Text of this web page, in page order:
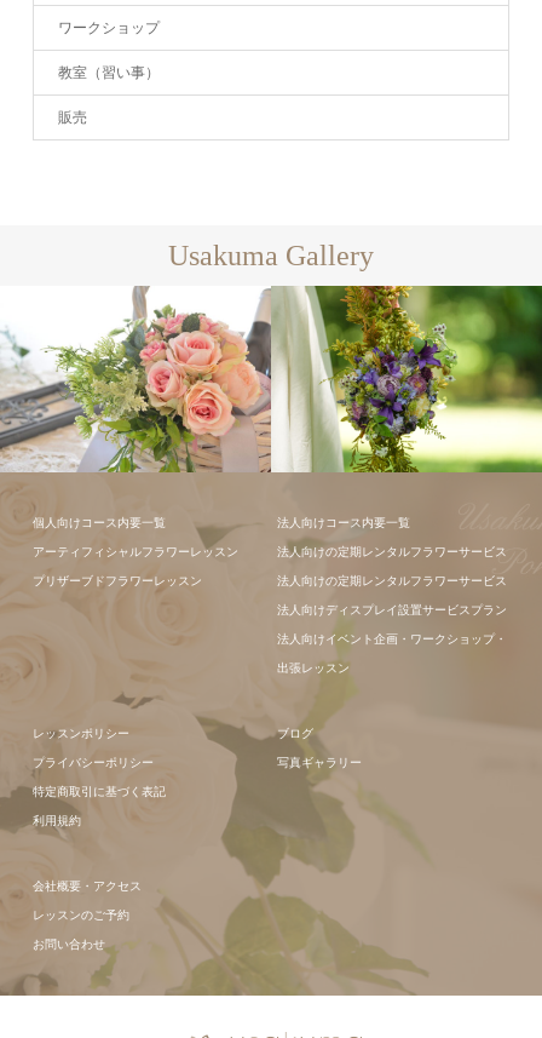
ワークショップ
教室（習い事）
販売
Usakuma Gallery
個人向けコース内要一覧
アーティフィシャルフラワーレッスン
プリザーブドフラワーレッスン
法人向けコース内要一覧
法人向けの定期レンタルフラワーサービス
法人向けの定期レンタルフラワーサービス
法人向けディスプレイ設置サービスプラン
法人向けイベント企画・ワークショップ・
出張レッスン
レッスンポリシー
プライバシーポリシー
特定商取引に基づく表記
利用規約
ブログ
写真ギャラリー
会社概要・アクセス
レッスンのご予約
お問い合わせ